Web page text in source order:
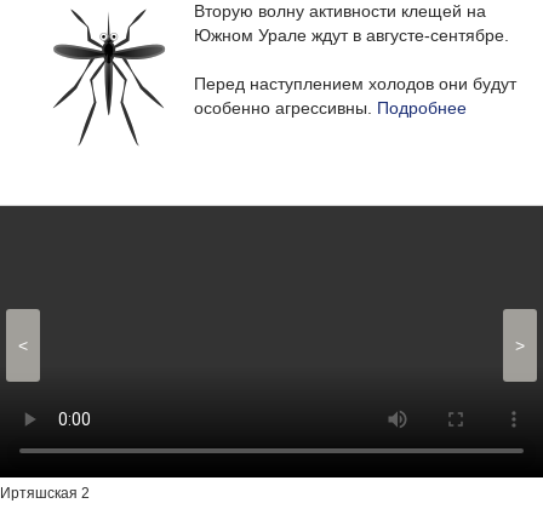
Вторую волну активности клещей на
Южном Урале ждут в августе-сентябре.
Перед наступлением холодов они будут
особенно агрессивны. Подробнее
Иртяшская 2
< >